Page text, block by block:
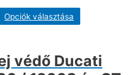
Opciók választása
a
variációja
van.
A
védő Ducati